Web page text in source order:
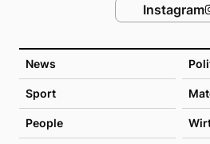
News
Sport
People
Instagram